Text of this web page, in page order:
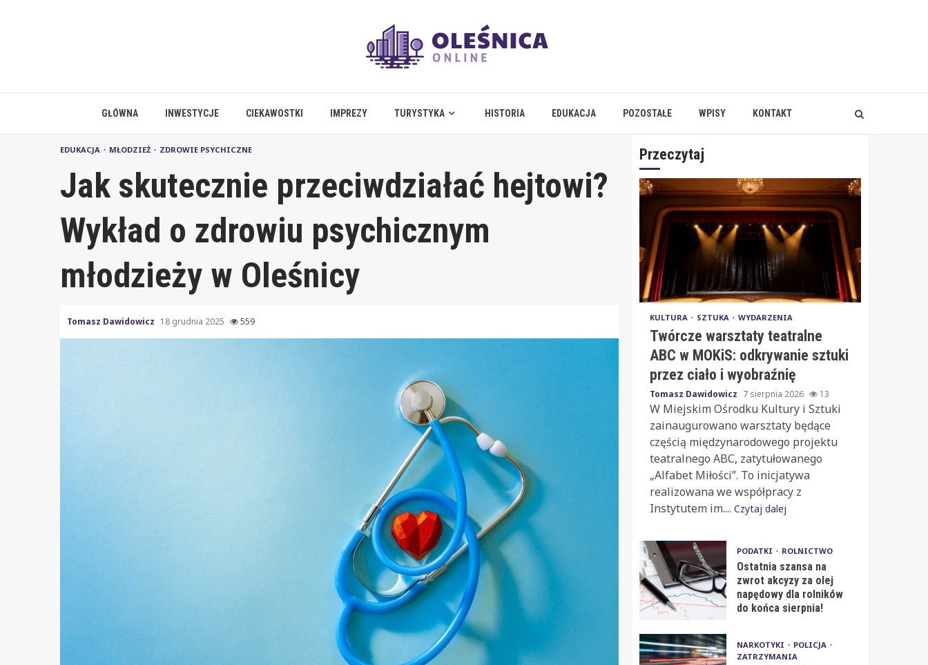
GŁÓWNA INWESTYCJE CIEKAWOSTKI IMPREZY TURYSTYKA HISTORIA EDUKACJA POZOSTAŁE WPISY KONTAKT
EDUKACJA MŁODZIEŻ ZDROWIE PSYCHICZNE
Jak skutecznie przeciwdziałać hejtowi?
Wykład o zdrowiu psychicznym
młodzieży w Oleśnicy
Tomasz Dawidowicz 18 grudnia 2025 559
Przeczytaj
KULTURA SZTUKA WYDARZENIA
Twórcze warsztaty teatralne
ABC w MOKiS: odkrywanie sztuki
przez ciało i wyobraźnię
Tomasz Dawidowicz 7 sierpnia 2026 13
W Miejskim Ośrodku Kultury i Sztuki
zainaugurowano warsztaty będące
częścią międzynarodowego projektu
teatralnego ABC, zatytułowanego
„Alfabet Miłości”. To inicjatywa
realizowana we współpracy z
Instytutem im.... Czytaj dalej
PODATKI ROLNICTWO
Ostatnia szansa na
zwrot akcyzy za olej
napędowy dla rolników
do końca sierpnia!
NARKOTYKI
POLICJA
ZATRZYMANIA